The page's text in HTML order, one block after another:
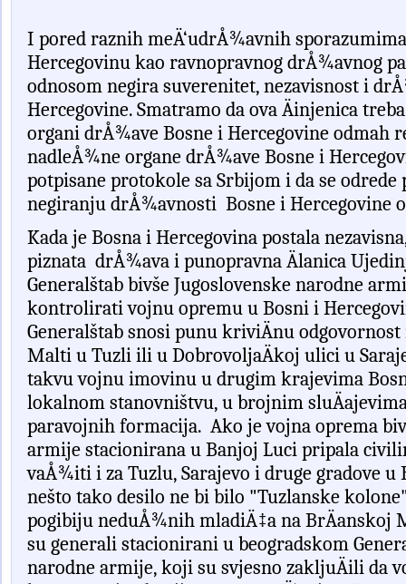
I pored raznih meÄ‘udrÅ¾avnih sporazumima
Hercegovinu kao ravnopravnog drÅ¾avnog
odnosom negira suverenitet, nezavisnost i
Hercegovine.Smatramo da ovaÄinjenica treba
organi drÅ¾ave Bosne i Hercegovineodmah
nadleÅ¾ne organe drÅ¾ave Bosne i
potpisane protokole sa Srbijom i da se odrede
negiranju drÅ¾avnosti Bosne i Hercegovine
Kada je Bosna i Hercegovina postala nezavisna
piznata drÅ¾ava i punopravnaÄlanica
Generalštabbivše Jugoslovenske narodne
kontrolirativojnu opremu u Bosni i
Generalštab snosipunukriviÄnu odgovornost
Malti u Tuzli ili u DobrovoljaÄkoj ulici u
takvuvojnu imovinu u drugim krajevima
lokalnom stanovništvu,u brojnim sluÄ
paravojnih formacija. Ako jevojna oprema biv
armije stacionirana u Banjoj Luci pripala
vaÅ¾iti i za Tuzlu,Sarajevo i druge gradove u
nešto tako desilo ne bi bilo "Tuzlanske kolone
pogibiju neduÅ¾nih mladiÄ‡a na BrÄanskoj
su generali stacionirani u beogradskom
narodne armije,koji su svjesno zakljuÄili da